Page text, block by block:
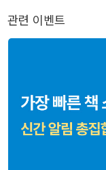
관련 이벤트